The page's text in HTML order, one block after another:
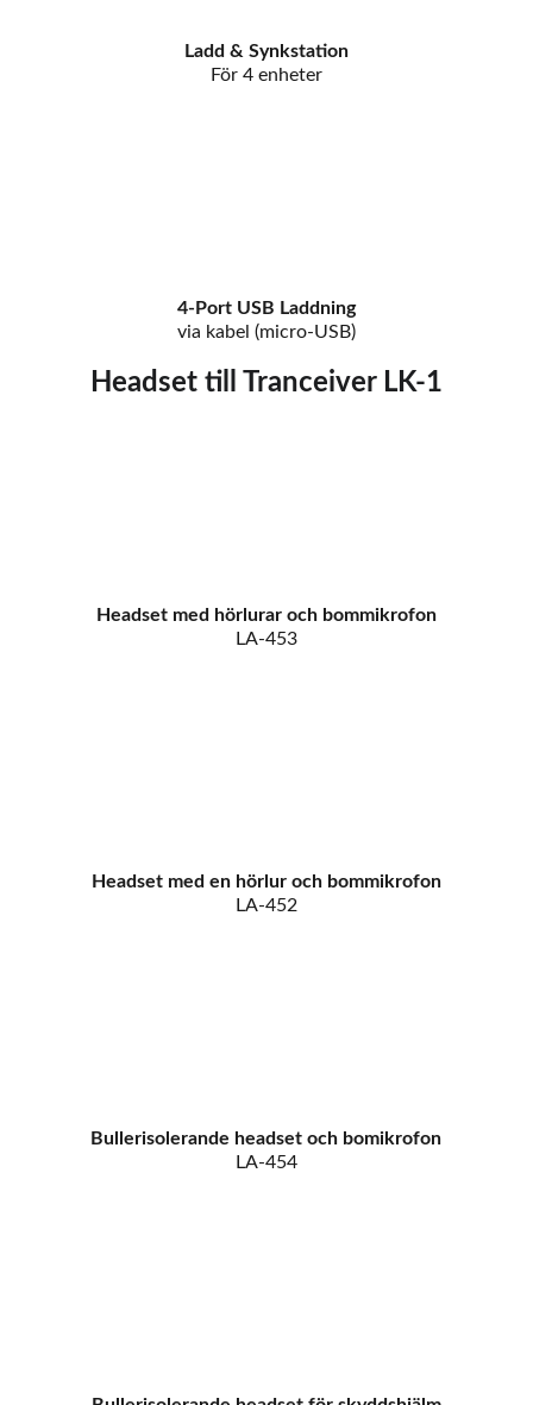
Ladd & Synkstation
För 4 enheter
4-Port USB Laddning
via kabel (micro-USB)
Headset till Tranceiver LK-1
Headset med hörlurar och bommikrofon
LA-453
Headset med en hörlur och bommikrofon
LA-452
Bullerisolerande headset och bomikrofon
LA-454